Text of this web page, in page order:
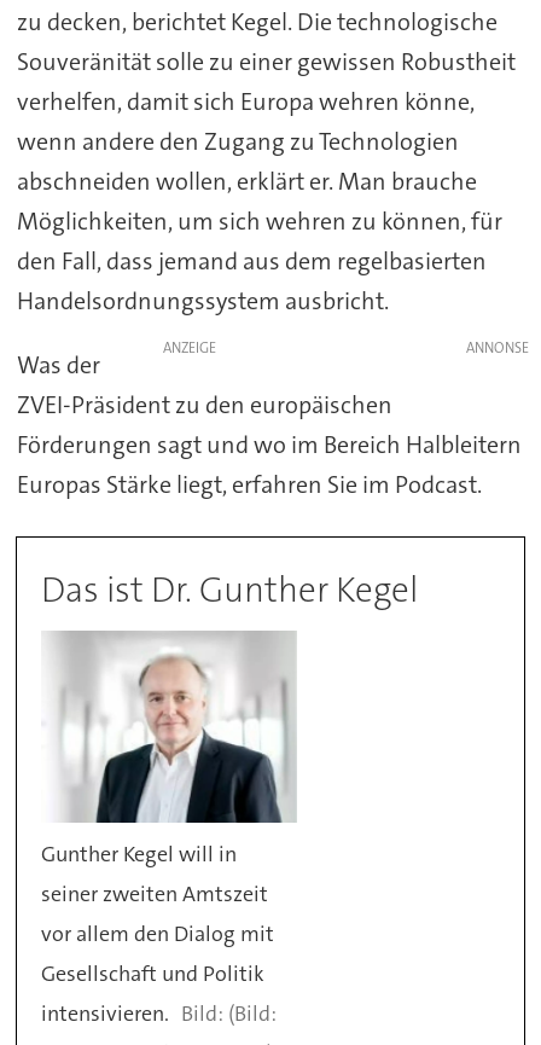
zu decken, berichtet Kegel. Die technologische
Souveränität solle zu einer gewissen Robustheit
verhelfen, damit sich Europa wehren könne,
wenn andere den Zugang zu Technologien
abschneiden wollen, erklärt er. Man brauche
Möglichkeiten, um sich wehren zu können, für
den Fall, dass jemand aus dem regelbasierten
Handelsordnungssystem ausbricht.
ANZEIGE
Was der
ZVEI-Präsident zu den europäischen
Förderungen sagt und wo im Bereich Halbleitern
Europas Stärke liegt, erfahren Sie im Podcast.
Das ist Dr. Gunther Kegel
Gunther Kegel will in
seiner zweiten Amtszeit
vor allem den Dialog mit
Gesellschaft und Politik
intensivieren.
(Bild: